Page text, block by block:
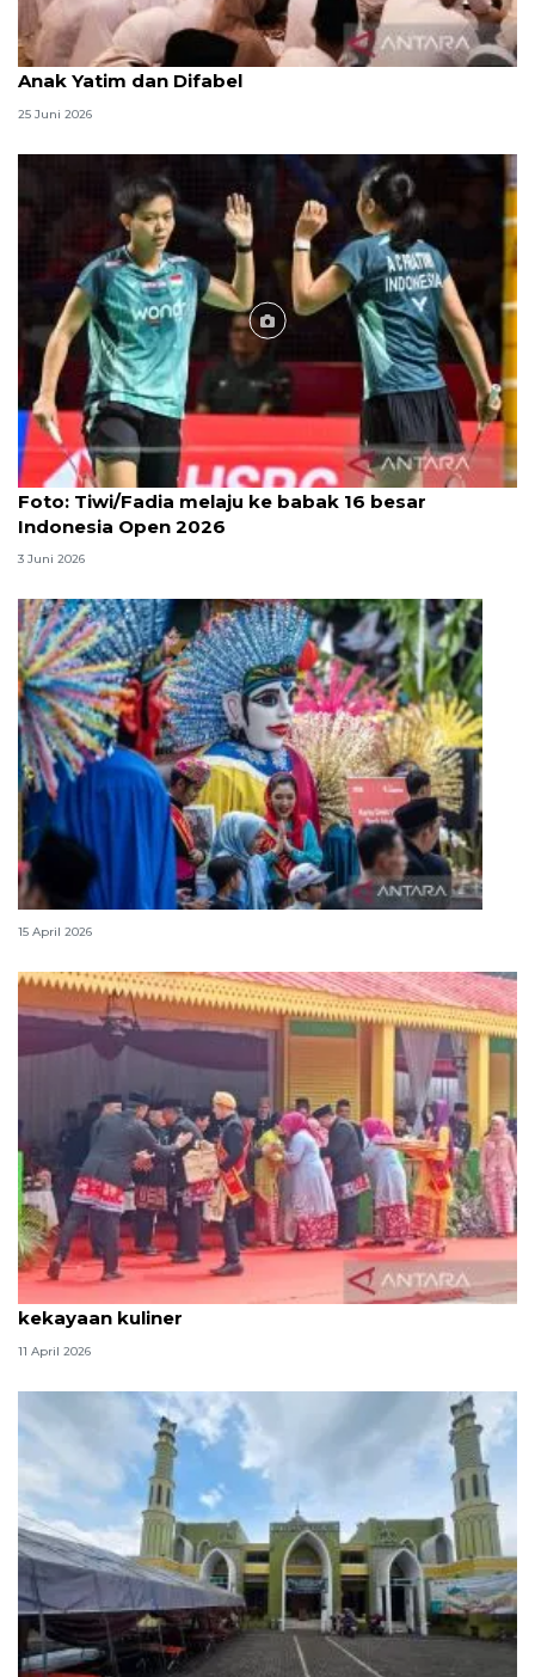
Menag jadikan setiap 10 Muharam sebagai Lebaran
Anak Yatim dan Difabel
25 Juni 2026
Foto
Foto: Tiwi/Fadia melaju ke babak 16 besar
Indonesia Open 2026
3 Juni 2026
Lebaran Betawi, harmoni tradisi dan kota global
15 April 2026
Tradisi hantaran Lebaran Betawi simbol bakti dan
kekayaan kuliner
11 April 2026